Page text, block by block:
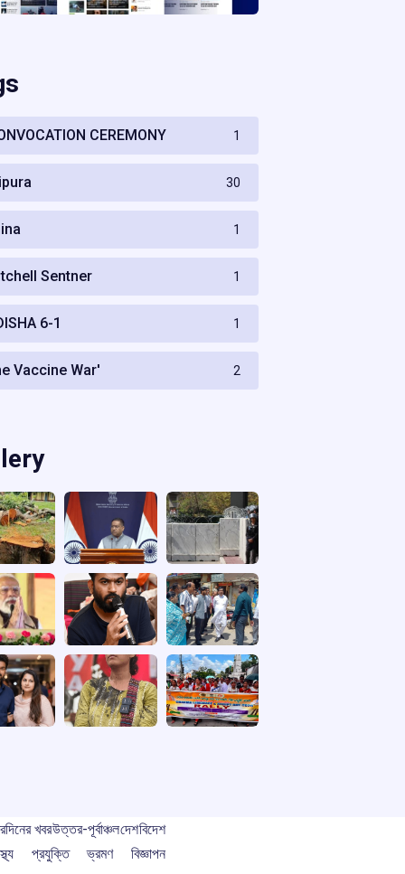
CEREMONY 1
30
1
Sentner 1
6-1 1
Vaccine War' 2
দিনের খবরউত্তর-পূর্বাঞ্চলদেশবিদেশ
প্রযুক্তি ভ্রমণ বিজ্ঞাপন